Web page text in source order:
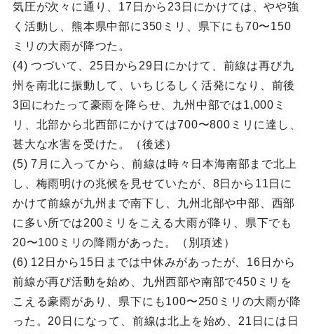
気圧が次々に通り、17日から23日にかけては、やや強
く活動し、熊本県中部に350ミリ、県下にも70〜150
ミリの大雨が降つた。
(4) つづいて、25日から29日にかけて、前線は再び九
州を南北に振動して、いちじるしく活発になり、前後
3回にわたって豪雨を降らせ、九州中部では1,000ミ
リ、北部から北西部にかけては700〜800ミリに達し、
甚大な水害を受けた。（後述）
(5) 7月に入ってから、前線は時々日本海南部まで北上
し、梅雨明けの兆候を見せていたが、8日から11日に
かけて前線が九州まで南下し、九州北部や中部、西部
に多い所では200ミリをこえる大雨が降り、県下でも
20〜100ミリの降雨があった。（別項述）
(6) 12日から15日までは中休みがあったが、16日から
前線が再ぴ活動を始め、九州西部や南部で450ミリを
こえる豪雨があり、県下にも100〜250ミリの大雨が降
った。20日になって、前線は北上を始め、21日には日